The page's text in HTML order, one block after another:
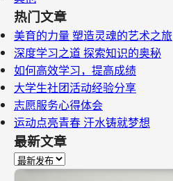
热门文章
美育的力量 塑造灵魂的艺术之旅
深度学习之道 探索知识的奥秘
如何高效学习，提高成绩
大学生社团活动经验分享
志愿服务心得体会
运动点亮青春 汗水铸就梦想
最新文章